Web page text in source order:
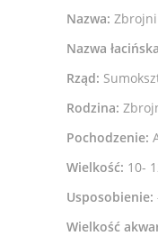
Nazwa:
Nazwa
Rząd:
Rodzina:
Pochodzenie:
Wielkość: 10-
Usposobienie:
Wielkość